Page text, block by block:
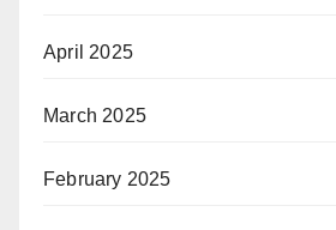
April 2025
March 2025
February 2025